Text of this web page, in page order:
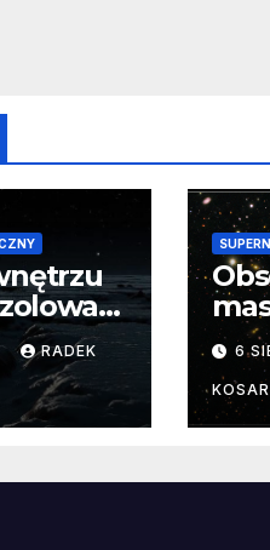
RADEK
od
6